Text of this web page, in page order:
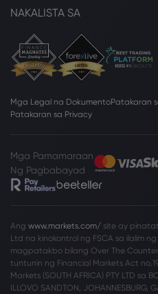
NAKALISTA SA
Mga Legal na DokumentoPatakaran
Patakaran sa Privacy
Mga Pamamaraan
Ng Pagbabayad
Ang www.markets.com/ site ay
Ltd na kinokontrol ng FSCA sa ilalim
magpatakbo bilang Over The
tuntunin ng Financial Markets Act
Markets (SOUTH AFRICA) PTY LTD sa
ILLOVO SANDTON, JOHANNESBURG,